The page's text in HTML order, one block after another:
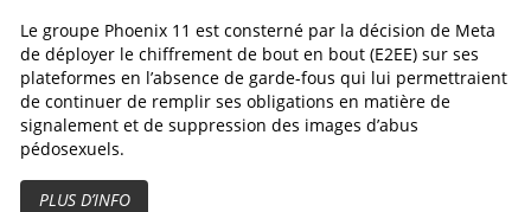
Le groupe Phoenix 11 est consterné par la décision de Meta
de déployer le chiffrement de bout en bout (E2EE) sur ses
plateformes en l’absence de garde-fous qui lui permettraient
de continuer de remplir ses obligations en matière de
signalement et de suppression des images d’abus
pédosexuels.
PLUS D’INFO